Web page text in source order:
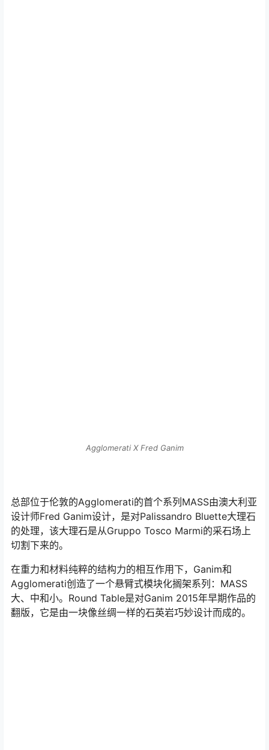
总部位于伦敦的Agglomerati的首个系列MASS由澳大利亚
设计师Fred Ganim设计，是对Palissandro Bluette大理石
的处理，该大理石是从Gruppo Tosco Marmi的采石场上
切割下来的。
在重力和材料纯粹的结构力的相互作用下，Ganim和
Agglomerati创造了一个悬臂式模块化搁架系列：MASS
大、中和小。Round Table是对Ganim 2015年早期作品的